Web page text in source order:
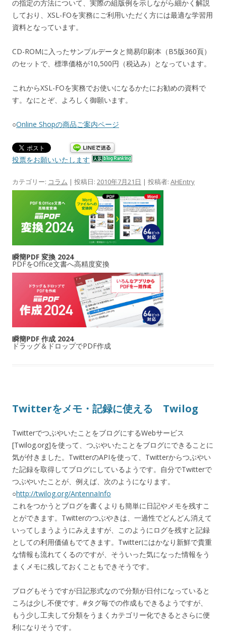
の指定の方法について、実際の組版例を示しながら細かく解説
しており、XSL-FOを実務にご利用いただく方には最適な学習用
資料となっています。
CD-ROMに入ったサンプルデータと簡易印刷本（B5版360頁）
のセットで、標準価格が10,500円（税込み）となっています。
これからXSL-FOを実務でお使いになるかたにお勧めの資料で
す。なにとぞ、よろしく御願います。
○Online Shopの商品ご案内ページ
投票をお願いいたします
カテゴリー: コラム | 投稿日: 2010年7月21日 | 投稿者: AHEntry
瞬簡PDF 変換 2024
PDFをOffice文書へ高精度変換
瞬簡PDF 作成 2024
ドラッグ＆ドロップでPDF作成
Twitterをメモ・記録に使える Twilog
TwitterでつぶやいたことをブログにするWebサービス
[Twilog.org]を使って、つぶやいたことをブログにできることに
気が付きました。TwitterのAPIを使って、Twitterからつぶやい
た記録を取得してブログにしているようです。自分でTwitterで
つぶやいたことが、例えば、次のようになります。
○http://twilog.org/AntennaInfo
これをつかうとブログを書くよりも簡単に日記やメモを残すこ
とができます。Twitterのつぶやきは、一過性でどんどん消えて
いってしまうようにみえますが、このようにログを残すと記録
としての利用価値もでてきます。Twitterにはかなり新鮮で貴重
な情報も流れてくるのですが、そういった気になった情報をう
まくメモに残しておくこともできそうです。
ブログもそうですが日記形式なので分類が日付になっていると
ころは少し不便です。#タグ毎での作成もできるようですが、
もう少し工夫して分類をうまくカテゴリー化できるとさらに便
利になりそうです。